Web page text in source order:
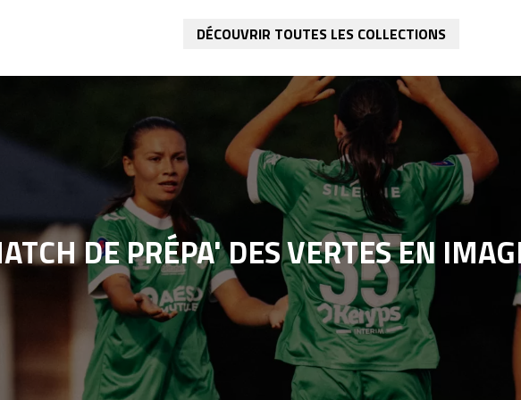
DÉCOUVRIR TOUTES LES COLLECTIONS
DE PRÉPA' DES VERTES EN